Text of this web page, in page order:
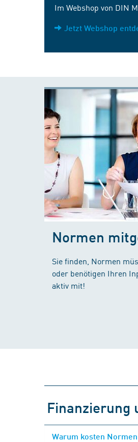
Im Webshop von DIN
Jetzt Webshop
Normen
Sie finden, Normen
oder benötigen Ihren
aktiv mit!
Finanzierung
Warum kosten